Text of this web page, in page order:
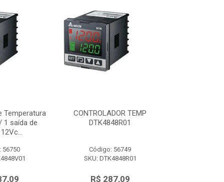
Temperatura
1 saída de
56750
CONTROLADOR TEMP
DTK4848R01
Código: 56749
SKU: DTK4848R01
R$ 287,09